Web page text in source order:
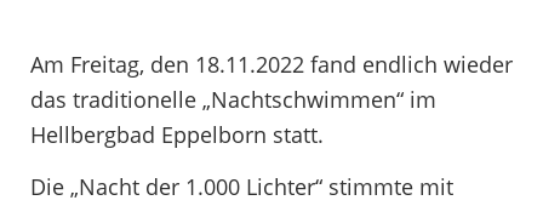
Am Freitag, den 18.11.2022 fand endlich wieder
das traditionelle „Nachtschwimmen“ im
Hellbergbad Eppelborn statt.
Die „Nacht der 1.000 Lichter“ stimmte mit